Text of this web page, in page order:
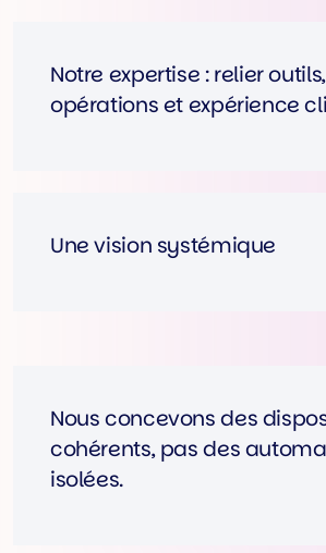
Notre expertise : relier
opérations et expérience
Une vision systémique
Nous concevons des
cohérents, pas des
isolées.